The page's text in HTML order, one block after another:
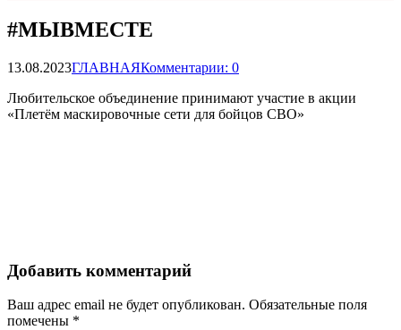
#МЫВМЕСТЕ
13.08.2023ГЛАВНАЯКомментарии: 0
Любительское объединение принимают участие в акции
«Плетём маскировочные сети для бойцов СВО»
Добавить комментарий
Ваш адрес email не будет опубликован. Обязательные поля
помечены *